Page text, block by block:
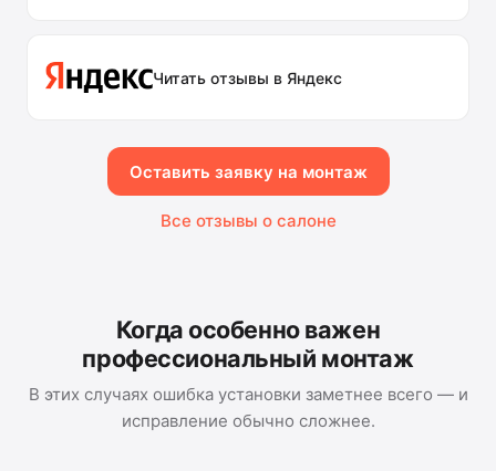
Читать отзывы в Яндекс
Оставить заявку на монтаж
Все отзывы о салоне
Когда особенно важен
профессиональный монтаж
В этих случаях ошибка установки заметнее всего — и
исправление обычно сложнее.